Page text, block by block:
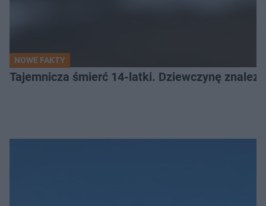
NOWE FAKTY
Tajemnicza śmierć 14-latki. Dziewczynę